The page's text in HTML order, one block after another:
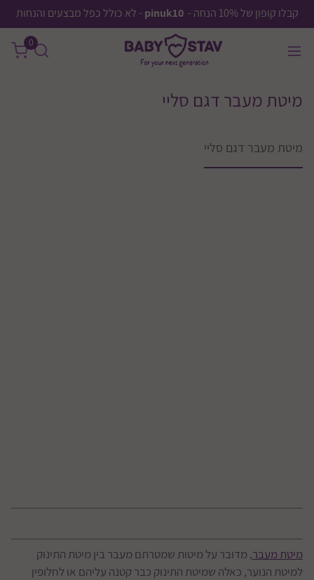
קבלו קופון של 10% הנחה - pinuk10 - לא כולל כפל מבצעים והנחות
0
מיטת מעבר דגם סליי
מיטת מעבר דגם סליי
מיטת מעבר, מדובר על מיטות שמטרתם מעבר בין מיטת התינוק
למיטת הנוער, כאלה שמיטת התינוק כבר קטנה עליהם או לחלופין